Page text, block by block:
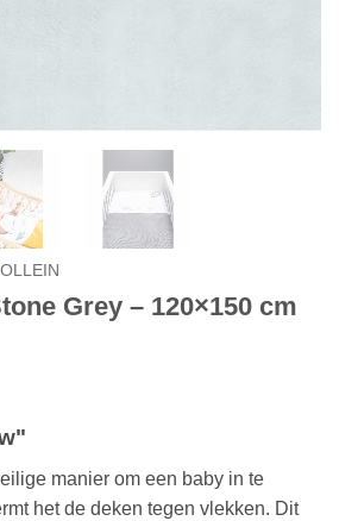
Grey – 120×150 cm
manier om een baby in te
het de deken tegen vlekken. Dit